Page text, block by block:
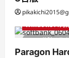
1 分読み取
Paragon Hard
Windows11対
Paragon